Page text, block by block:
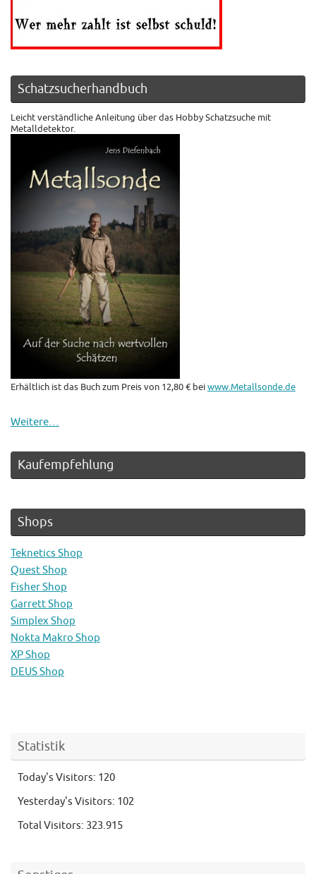
Schatzsucherhandbuch
Leicht verständliche Anleitung über das Hobby Schatzsuche mit
Metalldetektor.
Erhältlich ist das Buch zum Preis von 12,80 € beiwww.Metallsonde.de
Weitere…
Kaufempfehlung
Shops
Teknetics Shop
Quest Shop
Fisher Shop
Garrett Shop
Simplex Shop
Nokta Makro Shop
XP Shop
DEUS Shop
Statistik
Today's Visitors: 120
Yesterday's Visitors: 102
Total Visitors: 323.915